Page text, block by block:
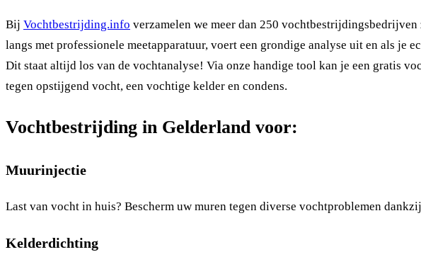
Bij Vochtbestrijding.info verzamelen we meer dan 250
langs met professionele meetapparatuur, voert een grondige analyse uit en als
Dit staat altijd los van de vochtanalyse! Via onze handige tool kan je een gratis
tegen opstijgend vocht, een vochtige kelder en condens.
Vochtbestrijding in Gelderland voor:
Muurinjectie
Last van vocht in huis? Bescherm uw muren tegen diverse vochtproblemen
Kelderdichting